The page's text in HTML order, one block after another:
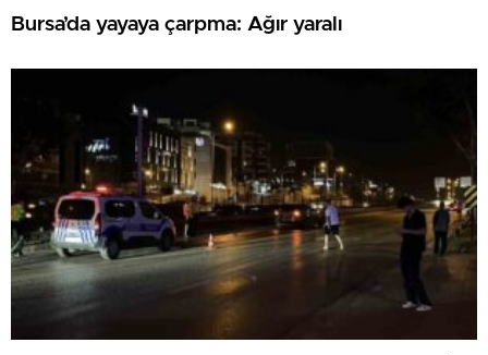
Bursa’da yayaya çarpma: Ağır yaralı